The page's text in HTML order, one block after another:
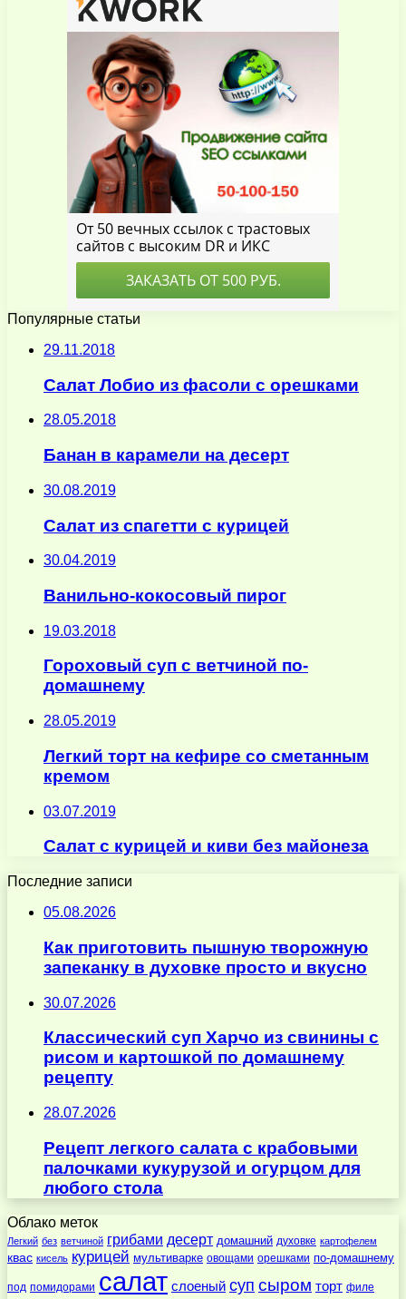
Популярные статьи
29.11.2018
Салат Лобио из фасоли с орешками
28.05.2018
Банан в карамели на десерт
30.08.2019
Салат из спагетти с курицей
30.04.2019
Ванильно-кокосовый пирог
19.03.2018
Гороховый суп с ветчиной по-
домашнему
28.05.2019
Легкий торт на кефире со сметанным
кремом
03.07.2019
Салат с курицей и киви без майонеза
Последние записи
05.08.2026
Как приготовить пышную творожную
запеканку в духовке просто и вкусно
30.07.2026
Классический суп Харчо из свинины с
рисом и картошкой по домашнему
рецепту
28.07.2026
Рецепт легкого салата с крабовыми
палочками кукурузой и огурцом для
любого стола
Облако меток
Легкий без ветчиной грибами десерт домашний духовке картофелем
квас кисель курицей мультиварке овощами орешками по-домашнему
под помидорами салат слоеный суп сыром торт филе